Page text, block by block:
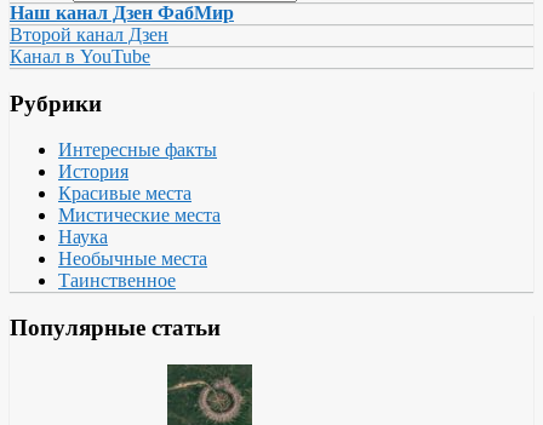
Наш канал Дзен ФабМир
Второй канал Дзен
Канал в YouTube
Рубрики
Интересные факты
История
Красивые места
Мистические места
Наука
Необычные места
Таинственное
Популярные статьи